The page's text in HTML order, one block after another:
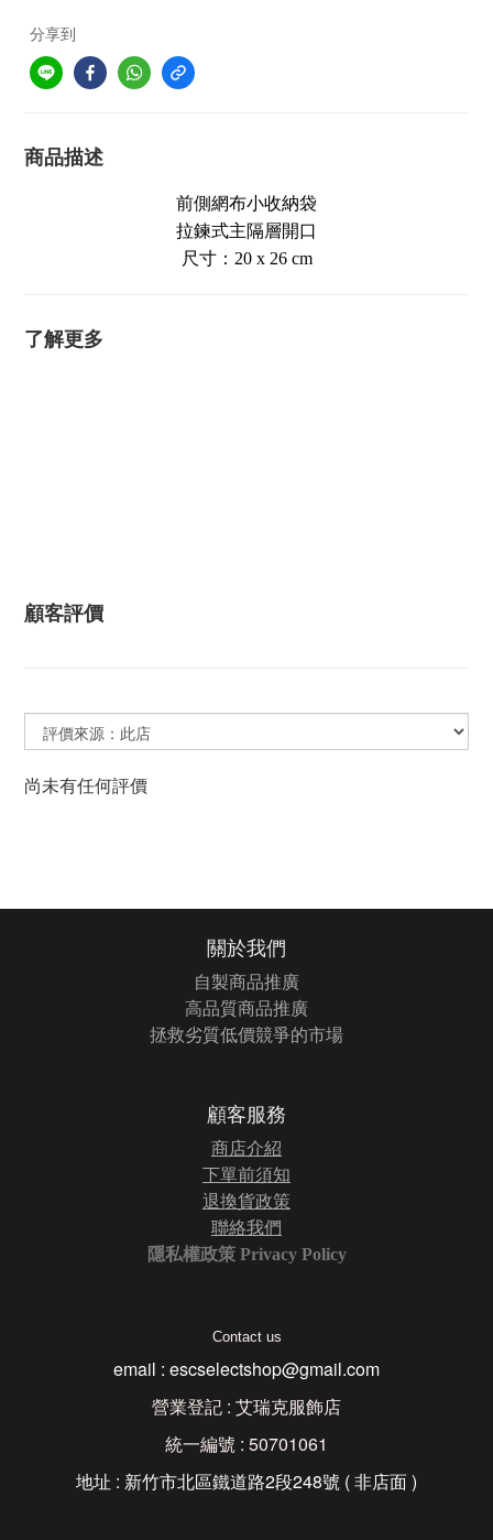
分享到
商品描述
前側網布小收納袋
拉鍊式主隔層開口
尺寸：20 x 26 cm
了解更多
顧客評價
尚未有任何評價
關於我們
自製商品推廣
高品質商品推廣
拯救劣質低價競爭的市場
顧客服務
商店介紹
下單前須知
退換貨政策
聯絡我們
隱私權政策 Privacy Policy
Contact us
email : escselectshop@gmail.com
營業登記 : 艾瑞克服飾店
統一編號 : 50701061
地址 : 新竹市北區鐵道路2段248號 ( 非店面 )